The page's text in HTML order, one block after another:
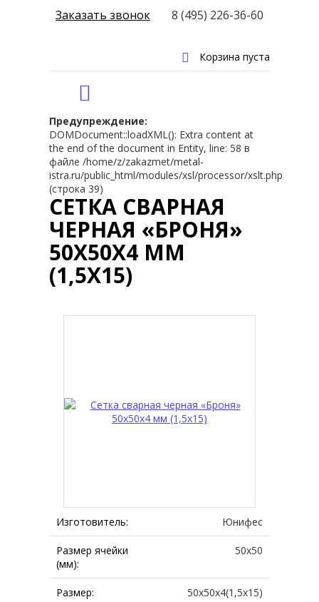
Предупреждение:
DOMDocument::loadXML(): Extra content at
the end of the document in Entity, line: 58 в
файле /home/z/zakazmet/metal-
istra.ru/public_html/modules/xsl/processor/xslt.php
(строка 39)
СЕТКА СВАРНАЯ
ЧЕРНАЯ «БРОНЯ»
50Х50Х4 ММ
(1,5Х15)
Изготовитель: Юнифес
Размер ячейки
(мм):
50х50
Размер: 50х50х4(1,5х15)
Заказать звонок 8 (495) 226-36-60
Корзина пуста